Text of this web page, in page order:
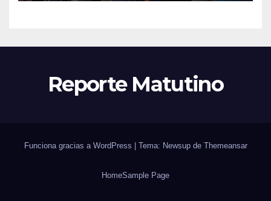
Reporte Matutino
Funciona gracias a WordPress Tema: Newsup de Themeansar
HomeSample Page